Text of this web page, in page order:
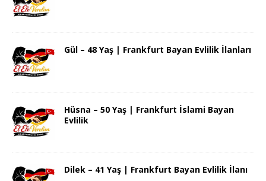
Gül – 48 Yaş | Frankfurt Bayan Evlilik İlanları
Hüsna – 50 Yaş | Frankfurt İslami Bayan
Evlilik
Dilek – 41 Yaş | Frankfurt Bayan Evlilik İlanı